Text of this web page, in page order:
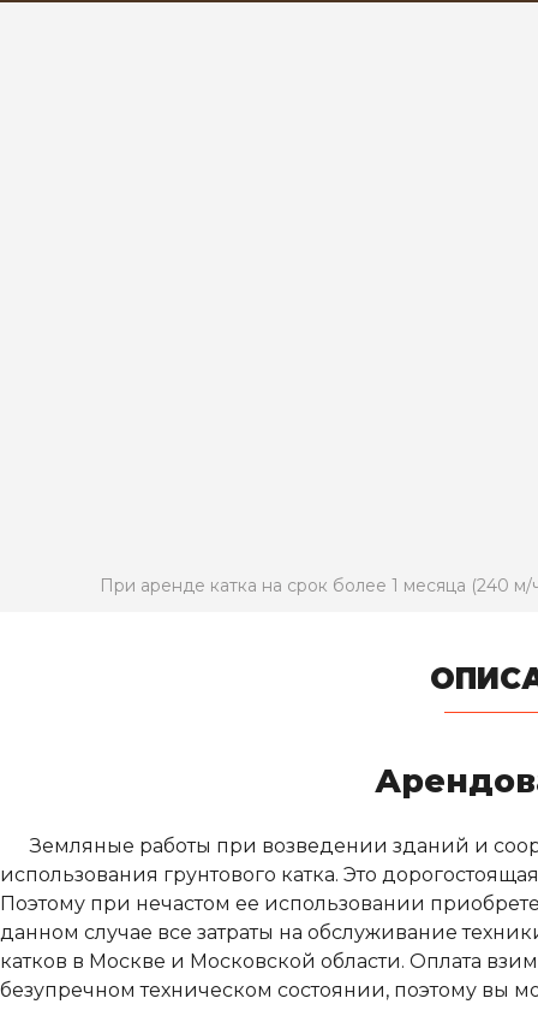
При аренде катка на срок более 1 месяца (240 м/
Земляные работы при возведении зданий и
использования грунтового катка. Это
Поэтому при нечастом ее использовании
данном случае все затраты на обслуживание
катков в Москве и Московской области. Оплата
безупречном техническом состоянии, поэтому вы